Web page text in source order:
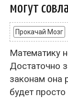
могут
Прокачай Мозг
Математику
Достаточно
законам она
будет